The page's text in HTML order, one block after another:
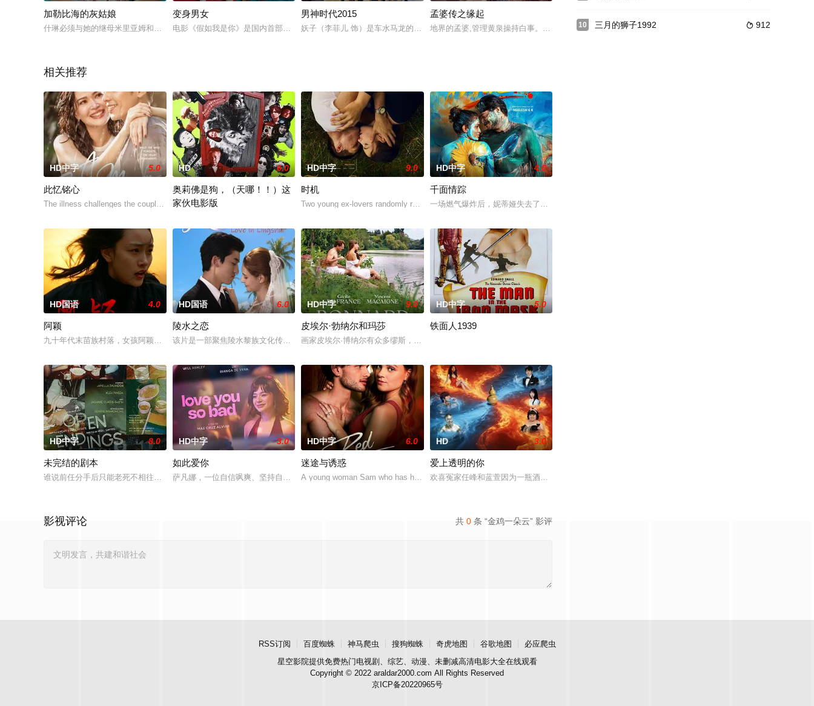
加勒比海的灰姑娘
什琳必须与她的继母米里亚姆和未婚夫布鲁斯一起旅行去参加目的地婚礼。阿什琳与布鲁斯的儿子诺亚建立了友谊和爱情，但她努力让她从此幸福快乐，因为她
变身男女
电影《假如我是你》是国内首部涉及“换体”爱情的电影作品。千年难遇的太阳磁暴，把巨大的宇宙能量带到地球，鬼才发明家（午马 饰）带着刚发明的“情
男神时代2015
妖子（李菲儿 饰）是车水马龙的大都市中一名平凡的不能再平凡的小白领，某日，公司聚会上喝醉了的她居然误打误撞的和英俊帅气的上司林子松
孟婆传之缘起
地界的孟婆,管理黄泉操持白事。天界的月老,主管姻缘红事。一红一白,原本是互不相干的神话人物,却有着千
相关推荐
HD中字 5.0
此忆铭心
The illness challenges the couple's love in a way they never anticipat
HD 6.0
奥莉佛是狗，（天哪！！）这
家伙电影版
HD中字 9.0
时机
Two young ex-lovers randomly reconnect.
HD中字 4.0
千面情踪
一场燃气爆炸后，妮蒂娅失去了部分记忆，男友迈克尔也随之失踪。更诡异的是，从医院醒来的她发现，身边
HD国语 4.0
阿颖
九十年代末苗族村落，女孩阿颖反抗包办婚姻出逃，和心上人三宝相恋，却被继父强迫许配给表弟浩楠。订婚当日，阿颖在三宝妹妹阿布帮助下，和三宝逃离村
HD国语 6.0
陵水之恋
该片是一部聚焦陵水黎族文化传承与滨海旅游资源的现实题材电影，以“山海相恋·文化铸魂”为核心主题，通过细腻的叙事展现陵水黎族织锦、疍家渔歌等非
HD中字 9.0
皮埃尔·勃纳尔和玛莎
画家皮埃尔·博纳尔有众多缪斯，其中如果没有神秘的玛莎，他就不会成为今天的著名画家。假扮成身败名裂意大利贵族的玛莎，让皮埃尔·博纳尔疯
HD中字 5.0
铁面人1939
HD中字 8.0
未完结的剧本
谁说前任分手后只能老死不相往来？在这部高分治愈神作里，四个步入 30 岁的独立酷儿辣妹，竟然破天荒地完成了“从火热前任到异姓闺蜜”的神奇转化
HD中字 3.0
如此爱你
萨凡娜，一位自信飒爽、坚持自我的大学毕业生，决心按自己的方式生活。她发现自己被撕裂在两个男人之间：一是激发她狂野一面的坏男孩“万人迷”L.A
HD中字 6.0
迷途与诱惑
A young woman Sam who has her eye on the mysterious Fender. When she s
HD 3.0
爱上透明的你
欢喜冤家任峰和蓝萱因为一瓶酒，各自获得了透明和看见透明的超能力，而他们的同事也先后获得了喷水和喷
共 0 条 “金鸡一朵云” 影评
影视评论
10  912
三月的狮子1992
RSS订阅 百度蜘蛛 神马爬虫 搜狗蜘蛛 奇虎地图 谷歌地图
必应爬虫
星空影院提供免费热门电视剧、综艺、动漫、未删减高清电影大全在线观看
Copyright © 2022 araldar2000.com All Rights Reserved
京ICP备20220965号